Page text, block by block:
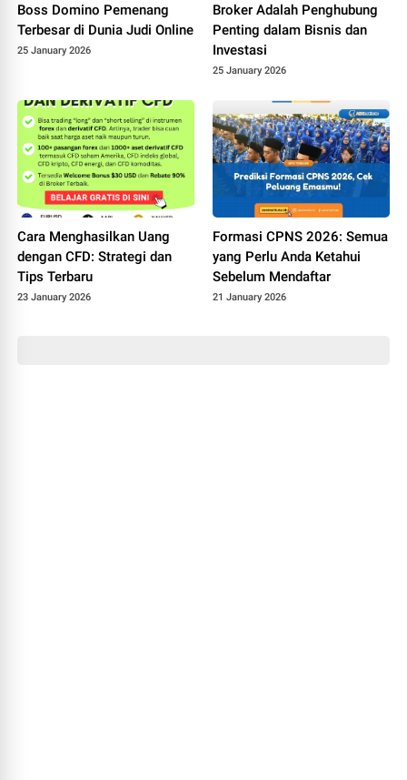
Boss Domino Pemenang
Terbesar di Dunia Judi Online
25 January 2026
Broker Adalah Penghubung
Penting dalam Bisnis dan
Investasi
25 January 2026
Cara Menghasilkan Uang
dengan CFD: Strategi dan
Tips Terbaru
23 January 2026
Formasi CPNS 2026: Semua
yang Perlu Anda Ketahui
Sebelum Mendaftar
21 January 2026